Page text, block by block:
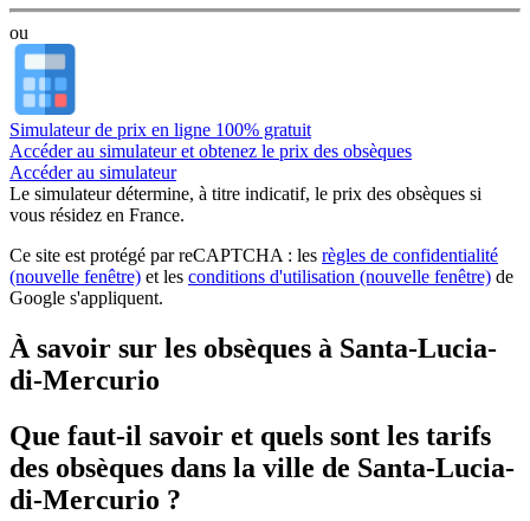
ou
Simulateur de prix en ligne 100% gratuit
Accéder au simulateur et obtenez le prix des obsèques
Accéder au simulateur
Le simulateurdétermine, à titre indicatif, le prix des obsèques si
vous résidez en France.
Ce site est protégé par reCAPTCHA : les règles de confidentialité
(nouvelle fenêtre) et les conditions d'utilisation (nouvelle fenêtre) de
Google s'appliquent.
À savoir sur les obsèques à Santa-Lucia-
di-Mercurio
Que faut-il savoir et quels sont les tarifs
des obsèques dans la ville de Santa-Lucia-
di-Mercurio ?